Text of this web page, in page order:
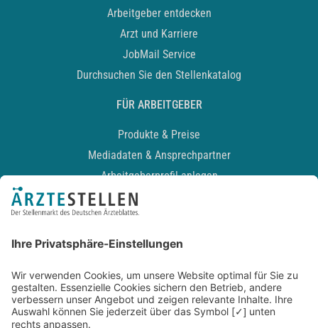
Arbeitgeber entdecken
Arzt und Karriere
JobMail Service
Durchsuchen Sie den Stellenkatalog
FÜR ARBEITGEBER
Produkte & Preise
Mediadaten & Ansprechpartner
Arbeitgeberprofil anlegen
Recruiting-Podcast
Kontakt
Datenschutz
Newsletter